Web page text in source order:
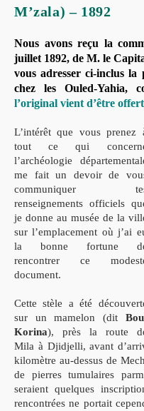
M’zala) – 1892
Nous avons reçu la
juillet 1892, de M. le
vous adresser ci-inclus la
chez les Ouled-Yahia,
l’original vient d’être
L’intérêt que vous prenez
tout ce qui
l’archéologie
me fait un devoir de
communiquer
renseignements officiels
je donne au musée de la
sur l’emplacement où j’ai
la bonne fortune
rencontrer ce
document.
Cette stèle a été
sur un mamelon (dit
Korina), près la route
Mila à Djidjelli, avant
kilomètre au-dessus de
de pierres tumulaires
seraient quelques
rencontrées ne portait